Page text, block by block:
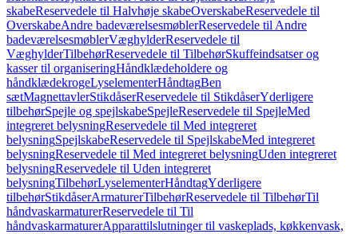
skabeReservedele til Halvhøje skabeOverskabeReservedele til
OverskabeAndre badeværelsesmøblerReservedele til Andre
badeværelsesmøblerVæghylderReservedele til
VæghylderTilbehørReservedele til TilbehørSkuffeindsatser og
kasser til organiseringHåndklædeholdere og
håndklædekrogeLyselementerHåndtagBen
sætMagnettavlerStikdåserReservedele til StikdåserYderligere
tilbehørSpejle og spejlskabeSpejleReservedele til SpejleMed
integreret belysningReservedele til Med integreret
belysningSpejlskabeReservedele til SpejlskabeMed integreret
belysningReservedele til Med integreret belysningUden integreret
belysningReservedele til Uden integreret
belysningTilbehørLyselementerHåndtagYderligere
tilbehørStikdåserArmaturerTilbehørReservedele til TilbehørTil
håndvaskarmaturerReservedele til Til
håndvaskarmaturerApparattilslutninger til vaskeplads, køkkenvask,